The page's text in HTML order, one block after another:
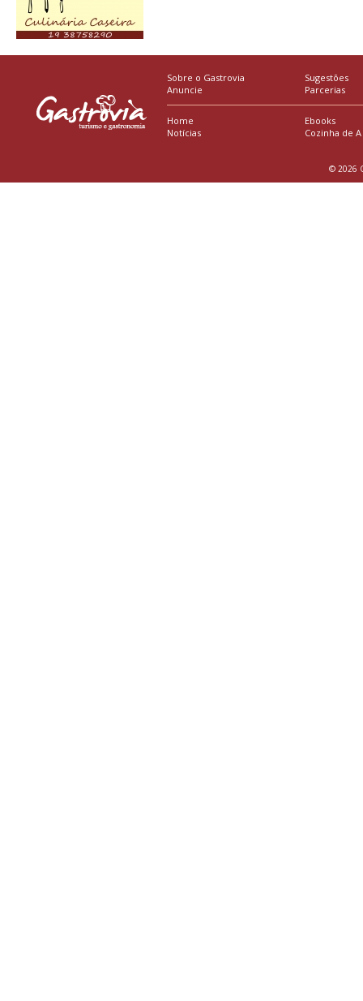
Sobre o Gastrovia
Anuncie
Sugestões
Parcerias
Home
Notícias
Ebooks
Cozinha de A
© 2026